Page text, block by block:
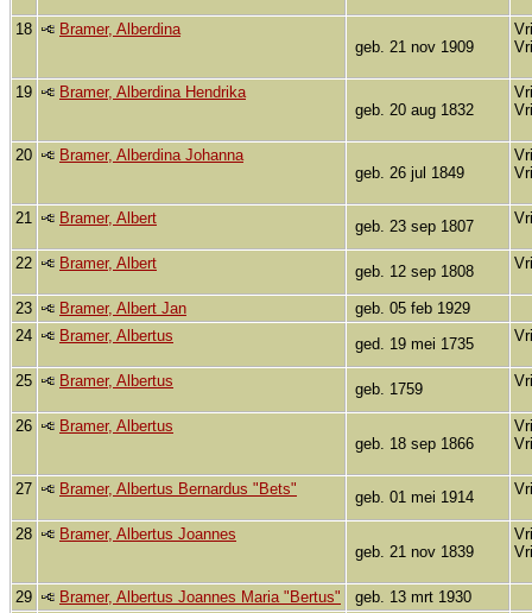
18
Bramer, Alberdina
geb. 21 nov 1909
19
Bramer, Alberdina Hendrika
geb. 20 aug 1832
20
Bramer, Alberdina Johanna
geb. 26 jul 1849
21 Bramer, Albert geb. 23 sep 1807
22 Bramer, Albert geb. 12 sep 1808
23 Bramer, Albert Jan
geb. 05 feb 1929
24
Bramer, Albertus ged. 19 mei 1735
25 Bramer, Albertus geb. 1759
26
Bramer, Albertus
geb. 18 sep 1866
27 Bramer, Albertus Bernardus "Bets" geb. 01 mei 1914
28
Bramer, Albertus Joannes
geb. 21 nov 1839
29 Bramer, Albertus Joannes Maria "Bertus"
geb. 13 mrt 1930